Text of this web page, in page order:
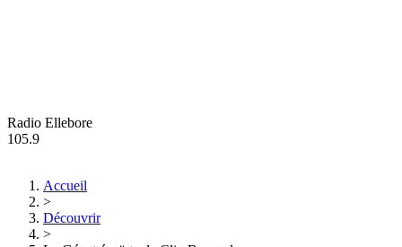
Radio Ellebore
105.9
Accueil
>
Découvrir
>